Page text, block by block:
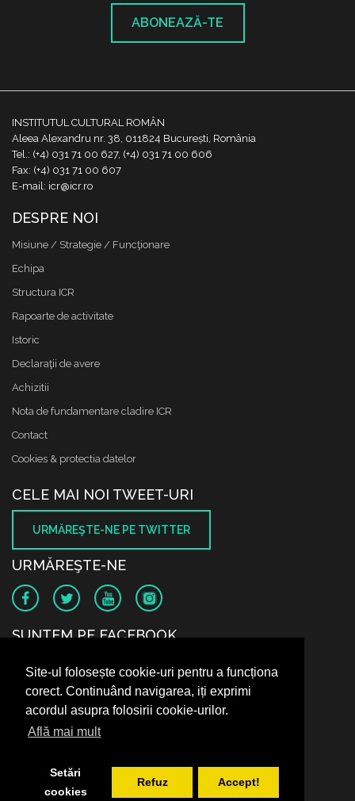
Site-ul folosește cookie-uri pentru a funcționa
corect. Continuând navigarea, iți exprimi
acordul asupra folosirii cookie-urilor.
Află mai mult
Setări
cookies
Refuz Accept!
ABONEAZĂ-TE
INSTITUTUL CULTURAL ROMÂN
Aleea Alexandru nr. 38, 011824 București, România
Tel.: (+4) 031 71 00 627, (+4) 031 71 00 606
Fax: (+4) 031 71 00 607
E-mail: icr@icr.ro
DESPRE NOI
Misiune / Strategie / Funcţionare
Echipa
Structura ICR
Rapoarte de activitate
Istoric
Declaraţii de avere
Achizitii
Nota de fundamentare cladire ICR
Contact
Cookies & protectia datelor
CELE MAI NOI TWEET-URI
URMĂREŞTE-NE PE TWITTER
URMĂREŞTE-NE
SUNTEM PE FACEBOOK